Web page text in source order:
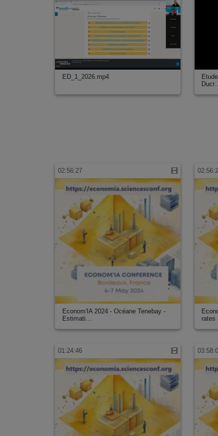
Pharmacie
Physique
Physique nucléaire et physique des hautes énergies
Santé publique
Science politique
Sciences de l’éducation
Sociologie
Statistiques
Technologies de la santé
Thermalisme
ED_1_2026.mp4
02:56:27
Econom'IA 2024 - Océane Tenebay -
Estimati…
rates
01:24:46